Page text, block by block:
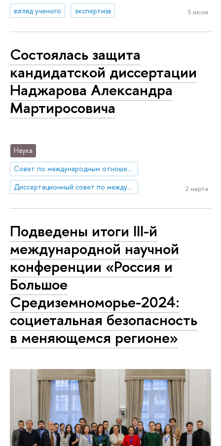
взгляд ученого экспертиза 5 июля
Состоялась защита
кандидатской диссертации
Наджарова Александра
Мартиросовича
Наука
Совет по международным отношениям и зарубежным региональным исследованиям
Диссертационный совет по международным отношениям и зарубежным региональным исследованиям
2 марта
Подведены итоги III-й
международной научной
конференции «Россия и
Большое
Средиземноморье-2024:
социетальная безопасность
в меняющемся регионе»